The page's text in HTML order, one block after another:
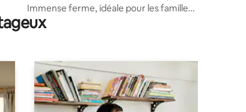
Immense ferme, idéale pour les familles
et les rassemblements